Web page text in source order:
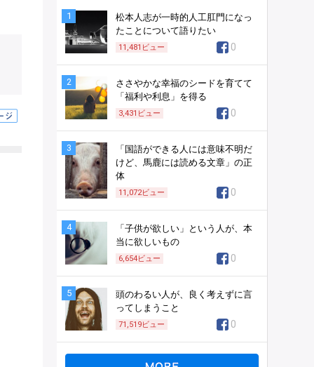
1
松本人志が一時的人工肛門になっ
たことについて語りたい
11,481 ビュー 0
2
ささやかな幸福のシードを育てて
「福利や利息」を得る
3,431 ビュー 0
3
「国語ができる人には意味不明だ
けど、馬鹿には読める文章」の正
体
11,072ビュー 0
4
「子供が欲しい」という人が、本
当に欲しいもの
6,654ビュー 0
5
頭のわるい人が、良く考えずに言
ってしまうこと
71,519ビュー 0